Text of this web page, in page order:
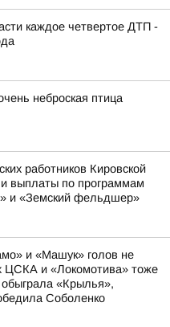
каждое четвертое ДТП -
неброская птица
работников Кировской
выплаты по программам
и «Земский фельдшер»
и «Машук» голов не
ЦСКА и «Локомотива» тоже
«Крылья»,
Соболенко